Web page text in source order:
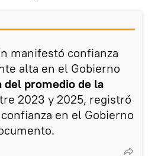
manifestó confianza
alta en el Gobierno
del promedio de la
2023 y 2025, registró
en el Gobierno